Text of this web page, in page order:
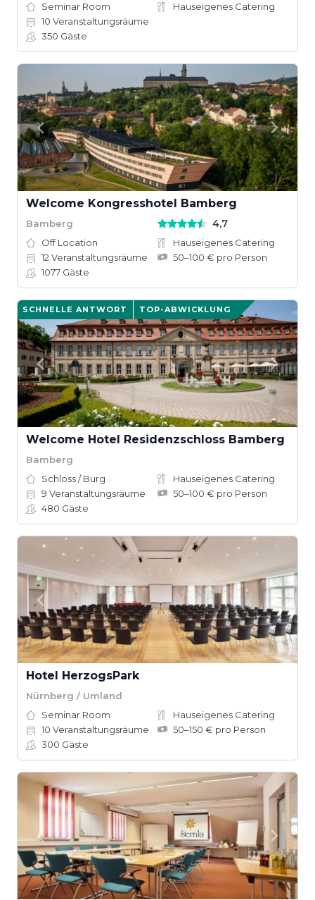
Seminar Room
Hauseigenes Catering
10 Veranstaltungsräume
350 Gäste
Welcome Kongresshotel Bamberg
Bamberg 4,7
Off Location
Hauseigenes Catering
12 Veranstaltungsräume
50–100 € pro Person
1077 Gäste
SCHNELLE ANTWORT TOP-ABWICKLUNG
Welcome Hotel Residenzschloss Bamberg
Bamberg
Schloss / Burg
Hauseigenes Catering
9 Veranstaltungsräume
50–100 € pro Person
480 Gäste
Hotel HerzogsPark
Nürnberg / Umland
Seminar Room
Hauseigenes Catering
10 Veranstaltungsräume
50–150 € pro Person
300 Gäste